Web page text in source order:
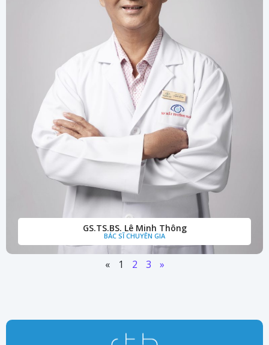
GS.TS.BS. Lê Minh Thông
BÁC SĨ CHUYÊN GIA
« 1 2 3 »